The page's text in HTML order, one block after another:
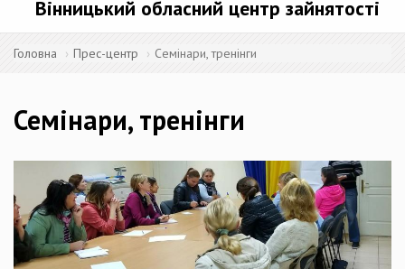
Вінницький обласний центр зайнятості
Головна Прес-центр Семінари, тренінги
Семінари, тренінги